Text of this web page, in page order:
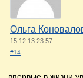
Ольга
15.12.13 23:57
#14
впервые в жизни